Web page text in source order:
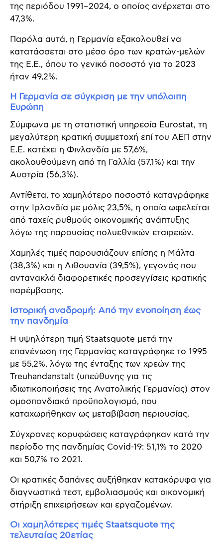
της περιόδου 1991–2024, ο οποίος ανέρχεται στο
47,3%.
Παρόλα αυτά, η Γερμανία εξακολουθεί να
κατατάσσεται στο μέσο όρο των κρατών-μελών
της Ε.Ε., όπου το γενικό ποσοστό για το 2023
ήταν 49,2%.
Η Γερμανία σε σύγκριση με την υπόλοιπη
Ευρώπη
Σύμφωνα με τη στατιστική υπηρεσία Eurostat, τη
μεγαλύτερη κρατική συμμετοχή επί του ΑΕΠ στην
Ε.Ε. κατέχει η Φινλανδία με 57,6%,
ακολουθούμενη από τη Γαλλία (57,1%) και την
Αυστρία (56,3%).
Αντίθετα, το χαμηλότερο ποσοστό καταγράφηκε
στην Ιρλανδία με μόλις 23,5%, η οποία ωφελείται
από ταχείς ρυθμούς οικονομικής ανάπτυξης
λόγω της παρουσίας πολυεθνικών εταιρειών.
Χαμηλές τιμές παρουσιάζουν επίσης η Μάλτα
(38,3%) και η Λιθουανία (39,5%), γεγονός που
αντανακλά διαφορετικές προσεγγίσεις κρατικής
παρέμβασης.
Ιστορική αναδρομή: Από την ενοποίηση έως
την πανδημία
Η υψηλότερη τιμή Staatsquote μετά την
επανένωση της Γερμανίας καταγράφηκε το 1995
με 55,2%, λόγω της ένταξης των χρεών της
Treuhandanstalt (υπεύθυνης για τις
ιδιωτικοποιήσεις της Ανατολικής Γερμανίας) στον
ομοσπονδιακό προϋπολογισμό, που
καταχωρήθηκαν ως μεταβίβαση περιουσίας.
Σύγχρονες κορυφώσεις καταγράφηκαν κατά την
περίοδο της πανδημίας Covid-19: 51,1% το 2020
και 50,7% το 2021.
Οι κρατικές δαπάνες αυξήθηκαν κατακόρυφα για
διαγνωστικά τεστ, εμβολιασμούς και οικονομική
στήριξη επιχειρήσεων και εργαζομένων.
Οι χαμηλότερες τιμές Staatsquote της
τελευταίας 20ετίας